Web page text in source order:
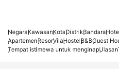
NegaraKawasanKotaDistrikBandara
ApartemenResorVilaHostelB&BGuest
Tempat istimewa untuk menginapUlasan